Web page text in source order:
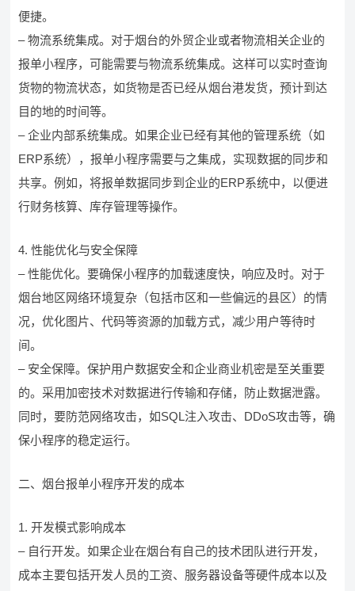
便捷。
– 物流系统集成。对于烟台的外贸企业或者物流相关企业的
报单小程序，可能需要与物流系统集成。这样可以实时查询
货物的物流状态，如货物是否已经从烟台港发货，预计到达
目的地的时间等。
– 企业内部系统集成。如果企业已经有其他的管理系统（如
ERP系统），报单小程序需要与之集成，实现数据的同步和
共享。例如，将报单数据同步到企业的ERP系统中，以便进
行财务核算、库存管理等操作。
4. 性能优化与安全保障
– 性能优化。要确保小程序的加载速度快，响应及时。对于
烟台地区网络环境复杂（包括市区和一些偏远的县区）的情
况，优化图片、代码等资源的加载方式，减少用户等待时
间。
– 安全保障。保护用户数据安全和企业商业机密是至关重要
的。采用加密技术对数据进行传输和存储，防止数据泄露。
同时，要防范网络攻击，如SQL注入攻击、DDoS攻击等，确
保小程序的稳定运行。
二、烟台报单小程序开发的成本
1. 开发模式影响成本
– 自行开发。如果企业在烟台有自己的技术团队进行开发，
成本主要包括开发人员的工资、服务器设备等硬件成本以及